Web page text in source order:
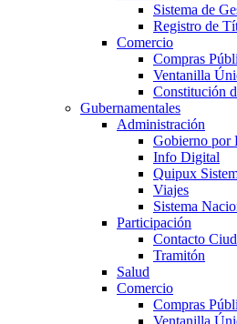
Sistema de
Registro de
Comercio
Compras
Ventanilla
Constitución
Gubernamentales
Administración
Gobierno por
Info Digital
Quipux
Viajes
Sistema
Participación
Contacto
Tramitón
Salud
Comercio
Compras
Ventanilla